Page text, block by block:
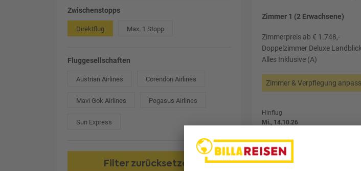
Zwischenstopps
Direktflug Max. 1 Stopp
Fluggesellschaften
Austrian Airlines Corendon Airlines
Mavi Gok Airlines Pegasus Airlines
Sun Express
Filter zurücksetzen
Zimmer 1 (2 Erwachsene)
Zimmerpreis ab € 1.748,-
Doppelzimmer Deluxe
Alles Inklusive (A)
Zimmer & Verpflegung
Hinflug
Mi., 14.10.26
Direktflug
Sun Express